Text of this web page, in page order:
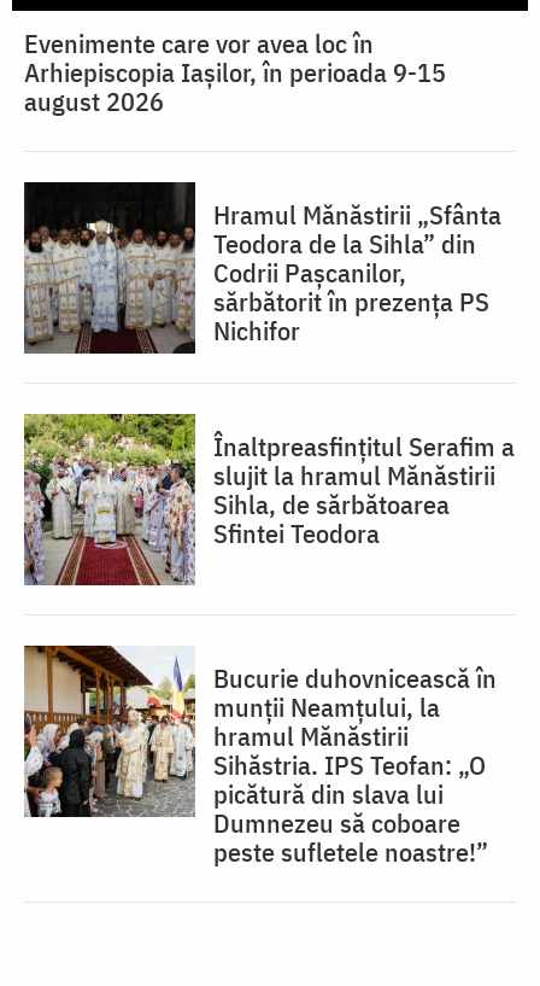
Evenimente care vor avea loc în
Arhiepiscopia Iaşilor, în perioada 9-15
august 2026
Hramul Mănăstirii „Sfânta
Teodora de la Sihla” din
Codrii Pașcanilor,
sărbătorit în prezența PS
Nichifor
Înaltpreasfințitul Serafim a
slujit la hramul Mănăstirii
Sihla, de sărbătoarea
Sfintei Teodora
Bucurie duhovnicească în
munții Neamțului, la
hramul Mănăstirii
Sihăstria. IPS Teofan: „O
picătură din slava lui
Dumnezeu să coboare
peste sufletele noastre!”